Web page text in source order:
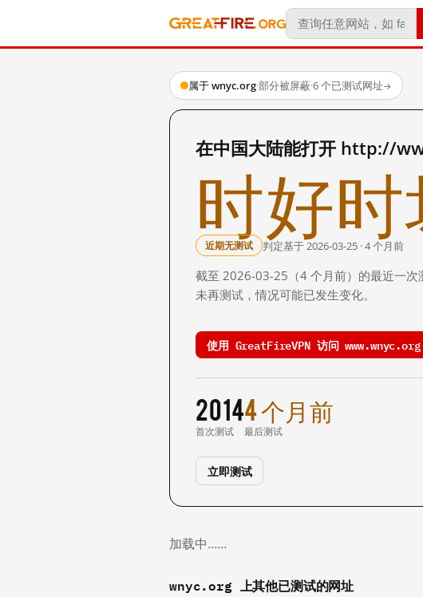
属于 wnyc.org·部分被屏蔽·6 个已测试网址→
在中国大陆能打开 http://
时好时
近期无测试 判定基于 2026-03-25 · 4 个月前
截至 2026-03-25（4 个月前）的最近一
未再测试，情况可能已发生变化。
使用 GreatFireVPN 访问
2014
首次测试
4 个月前
最后测试
立即测试
加载中……
wnyc.org 上其他已测试的网址